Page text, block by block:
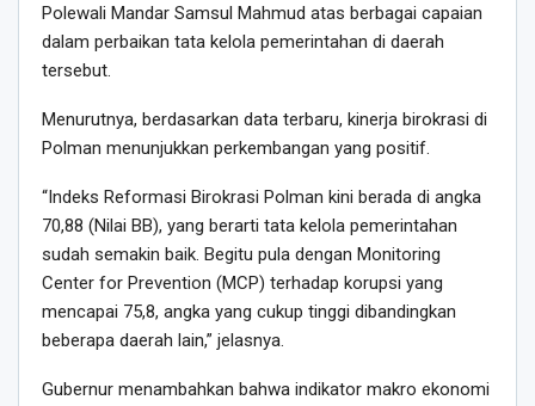
Polewali Mandar Samsul Mahmud atas berbagai capaian
dalam perbaikan tata kelola pemerintahan di daerah
tersebut.
Menurutnya, berdasarkan data terbaru, kinerja birokrasi di
Polman menunjukkan perkembangan yang positif.
“Indeks Reformasi Birokrasi Polman kini berada di angka
70,88 (Nilai BB), yang berarti tata kelola pemerintahan
sudah semakin baik. Begitu pula dengan Monitoring
Center for Prevention (MCP) terhadap korupsi yang
mencapai 75,8, angka yang cukup tinggi dibandingkan
beberapa daerah lain,” jelasnya.
Gubernur menambahkan bahwa indikator makro ekonomi